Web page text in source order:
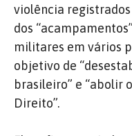
violência
dos
militares em vários
objetivo de
brasileiro” e “abolir
Direito”.